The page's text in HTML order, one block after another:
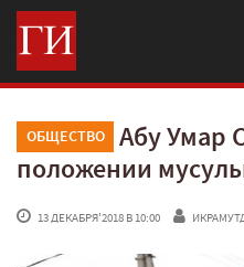
ОБЩЕСТВО
Абу Умар
положении
13 ДЕКАБРЯ'2018 В 10:00